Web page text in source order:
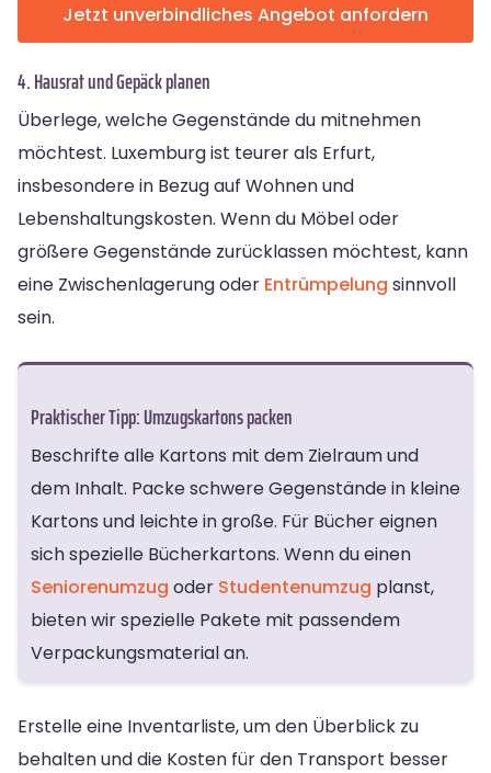
Jetzt unverbindliches Angebot anfordern
4. Hausrat und Gepäck planen
Überlege, welche Gegenstände du mitnehmen
möchtest. Luxemburg ist teurer als Erfurt,
insbesondere in Bezug auf Wohnen und
Lebenshaltungskosten. Wenn du Möbel oder
größere Gegenstände zurücklassen möchtest, kann
eine Zwischenlagerung oder Entrümpelung sinnvoll
sein.
Praktischer Tipp: Umzugskartons packen
Beschrifte alle Kartons mit dem Zielraum und
dem Inhalt. Packe schwere Gegenstände in kleine
Kartons und leichte in große. Für Bücher eignen
sich spezielle Bücherkartons. Wenn du einen
Seniorenumzug oder Studentenumzug planst,
bieten wir spezielle Pakete mit passendem
Verpackungsmaterial an.
Erstelle eine Inventarliste, um den Überblick zu
behalten und die Kosten für den Transport besser